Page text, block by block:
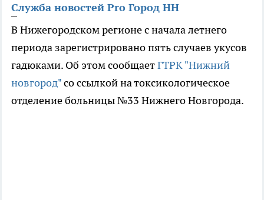
Служба новостей Pro Город НН
В Нижегородском регионе с начала летнего
периода зарегистрировано пять случаев укусов
гадюками. Об этом сообщаетГТРК "Нижний
новгород"со ссылкой на токсикологическое
отделение больницы №33 Нижнего Новгорода.